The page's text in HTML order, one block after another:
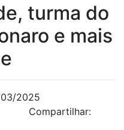
turma do
e mais
2025
Compartilhar: